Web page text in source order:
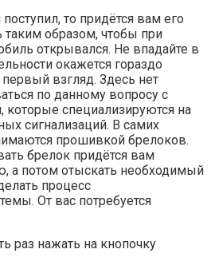
то придётся вам его
таким образом, чтобы при
открывался. Не впадайте в
окажется гораздо
взгляд. Здесь нет
по данному вопросу с
которые специализируются на
сигнализаций. В самих
прошивкой брелоков.
брелок придётся вам
а потом отыскать необходимый
процесс
От вас потребуется
раз нажать на кнопочку